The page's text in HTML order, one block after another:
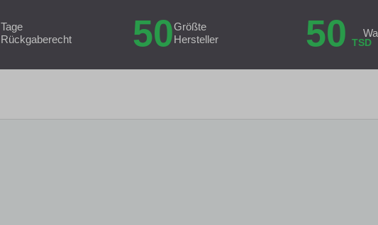
Tage
Rückgaberecht
50Größte
Hersteller
50 TSD